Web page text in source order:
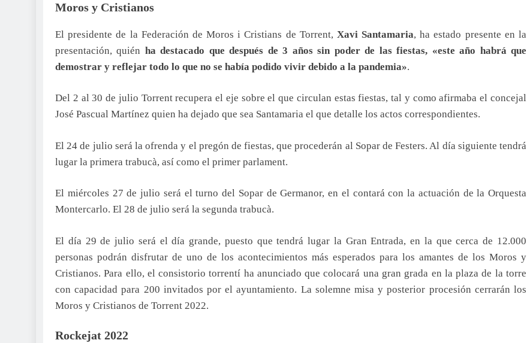
Moros y Cristianos
El presidente de la Federación de Moros i Cristians de Torrent, Xavi Santamaria, ha estado presente en la
presentación, quién ha destacado que después de 3 años sin poder de las fiestas, «este año habrá que
demostrar y reflejar todo lo que no se había podido vivir debido a la pandemia».
Del 2 al 30 de julio Torrent recupera el eje sobre el que circulan estas fiestas, tal y como afirmaba el concejal
José Pascual Martínez quien ha dejado que sea Santamaria el que detalle los actos correspondientes.
El 24 de julio será la ofrenda y el pregón de fiestas, que procederán al Sopar de Festers. Al día siguiente tendrá
lugar la primera trabucà, así como el primer parlament.
El miércoles 27 de julio será el turno del Sopar de Germanor, en el contará con la actuación de la Orquesta
Montercarlo. El 28 de julio será la segunda trabucà.
El día 29 de julio será el día grande, puesto que tendrá lugar la Gran Entrada, en la que cerca de 12.000
personas podrán disfrutar de uno de los acontecimientos más esperados para los amantes de los Moros y
Cristianos. Para ello, el consistorio torrentí ha anunciado que colocará una gran grada en la plaza de la torre
con capacidad para 200 invitados por el ayuntamiento. La solemne misa y posterior procesión cerrarán los
Moros y Cristianos de Torrent 2022.
Rockejat 2022